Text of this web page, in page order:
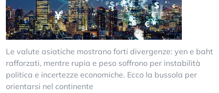
Le valute asiatiche mostrano forti divergenze: yen e baht
rafforzati, mentre rupia e peso soffrono per instabilità
politica e incertezze economiche. Ecco la bussola per
orientarsi nel continente